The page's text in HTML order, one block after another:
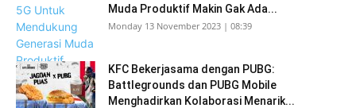
Muda Produktif Makin Gak Ada...
Monday 13 November 2023 | 08:39
KFC Bekerjasama dengan PUBG:
Battlegrounds dan PUBG Mobile
Menghadirkan Kolaborasi Menarik...